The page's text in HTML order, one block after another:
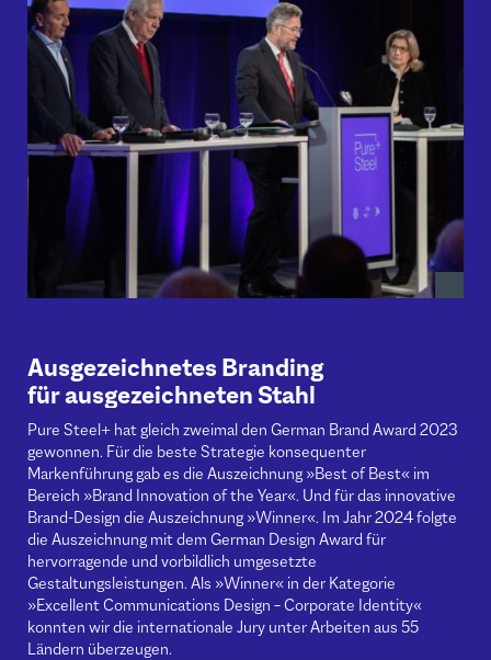
Ausgezeichnetes Branding
für ausgezeichneten Stahl
Pure Steel+ hat gleich zweimal den German Brand Award 2023
gewonnen. Für die beste Strategie konsequenter
Markenführung gab es die Auszeichnung »Best of Best« im
Bereich »Brand Innovation of the Year«. Und für das innovative
Brand-Design die Auszeichnung »Winner«. Im Jahr 2024 folgte
die Auszeichnung mit dem German Design Award für
hervorragende und vorbildlich umgesetzte
Gestaltungsleistungen. Als »Winner« in der Kategorie
»Excellent Communications Design – Corporate Identity«
konnten wir die internationale Jury unter Arbeiten aus 55
Ländern überzeugen.